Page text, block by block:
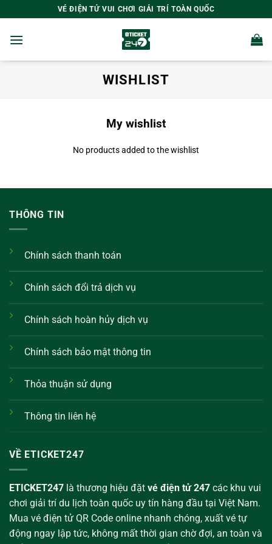
qua
nội
VÉ ĐIỆN TỬ VUI CHƠI GIẢI TRÍ TOÀN QUỐC
WISHLIST
My wishlist
No products added to the wishlist
THÔNG TIN
Chính sách thanh toán
Chính sách đổi trả dịch vụ
Chính sách hoàn hủy dịch vụ
Chính sách bảo mật thông tin
Thỏa thuận sử dụng
Thông tin liên hệ
VỀ ETICKET247
ETICKET247 là thương hiệu đặt vé điện tử 247 các khu vui
chơi giải trí du lịch toàn quốc uy tín hàng đầu tại Việt Nam.
Mua vé điện tử QR Code online nhanh chóng, xuất vé tự
động ngay lập tức, không mất thời gian chờ đợi, an toàn và